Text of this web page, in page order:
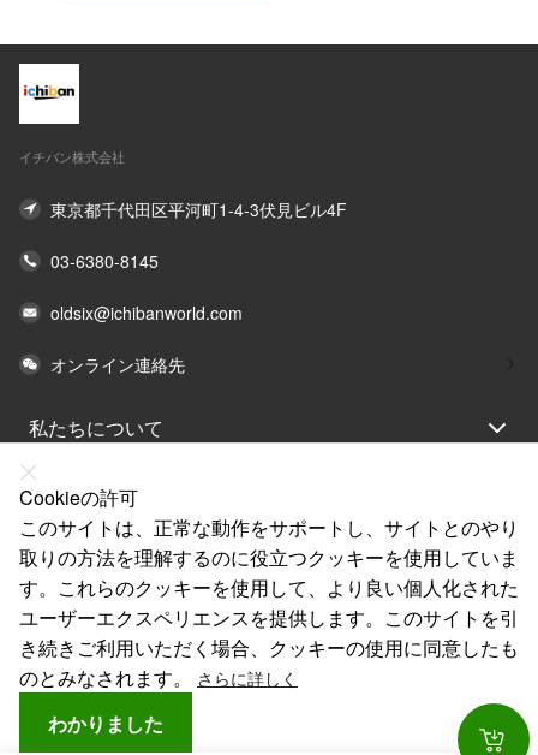
イチバン株式会社
東京都千代田区平河町1-4-3伏見ビル4F
03-6380-8145
oldsix@ichibanworld.com
オンライン連絡先
私たちについて
法律声明
ヘルプ
サービス
リンク
Cookieの許可
このサイトは、正常な動作をサポートし、サイトとのやり
取りの方法を理解するのに役立つクッキーを使用していま
す。これらのクッキーを使用して、より良い個人化された
ユーザーエクスペリエンスを提供します。このサイトを引
き続きご利用いただく場合、クッキーの使用に同意したも
のとみなされます。
さらに詳しく
わかりました